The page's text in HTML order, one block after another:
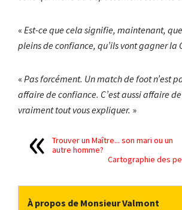
« Est-ce que cela signifie, maintenant,
pleins de confiance, qu’ils vont gagner la
« Pas forcément. Un match de foot n’est
affaire de confiance. C’est aussi affaire
vraiment tout vous expliquer. »
Trouver un Maître... son mari ou un
autre homme?
Cartographie des
À propos de Monsieur Valmont